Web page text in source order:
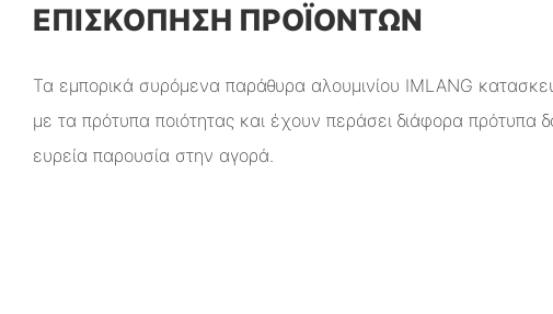
ΕΠΙΣΚΌΠΗΣΗ ΠΡΟΪΌΝΤΩΝ
Τα εμπορικά συρόμενα παράθυρα αλουμινίου IMLANG
με τα πρότυπα ποιότητας και έχουν περάσει διάφορα πρότυπα
ευρεία παρουσία στην αγορά.